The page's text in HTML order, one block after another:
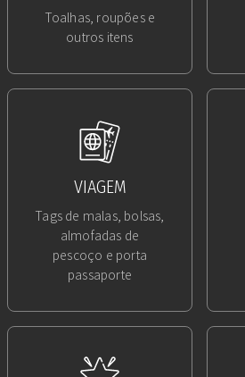
Toalhas, roupões e
outros itens
VIAGEM
Tags de malas, bolsas,
almofadas de
pescoço e porta
passaporte